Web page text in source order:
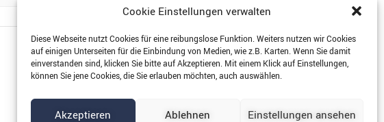
Cookie Einstellungen verwalten
Diese Webseite nutzt Cookies für eine reibungslose Funktion. Weiters nutzen wir Cookies
auf einigen Unterseiten für die Einbindung von Medien, wie z.B. Karten. Wenn Sie damit
einverstanden sind, klicken Sie bitte auf Akzeptieren. Mit einem Klick auf Einstellungen,
können Sie jene Cookies, die Sie erlauben möchten, auch auswählen.
Akzeptieren Ablehnen Einstellungen ansehen
[W] Mensa Cafe im Café VOTIV